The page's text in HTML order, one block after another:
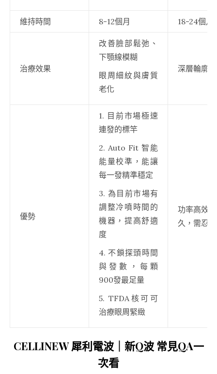
維持時間 8-12個月 18-24個月
治療效果
改善臉部鬆弛、
下顎線模糊
眼周細紋與膚質
老化
深層輪廓
優勢
1. 目前市場極速
連發的標竿
2. Auto Fit 智能
能量校準，能讓
每一發精準穩定
3. 為目前市場有
調整冷噴時間的
機器，提高舒適
度
4. 不鎖探頭時間
與發數，每顆
900發最足量
5. TFDA核可可
治療眼周緊緻
功率高效
久，需忍痛
CELLINEW 犀利電波｜新Q波 常見QA一
次看